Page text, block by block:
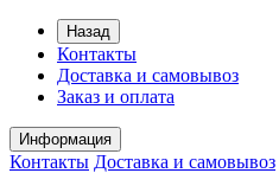
Назад
Контакты
Доставка и самовывоз
Заказ и оплата
Информация
Контакты Доставка и самовывоз